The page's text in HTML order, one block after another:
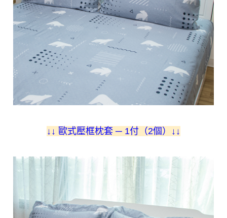
↓ ↓ 歐式壓框枕套 ─ 1付（2個） ↓ ↓